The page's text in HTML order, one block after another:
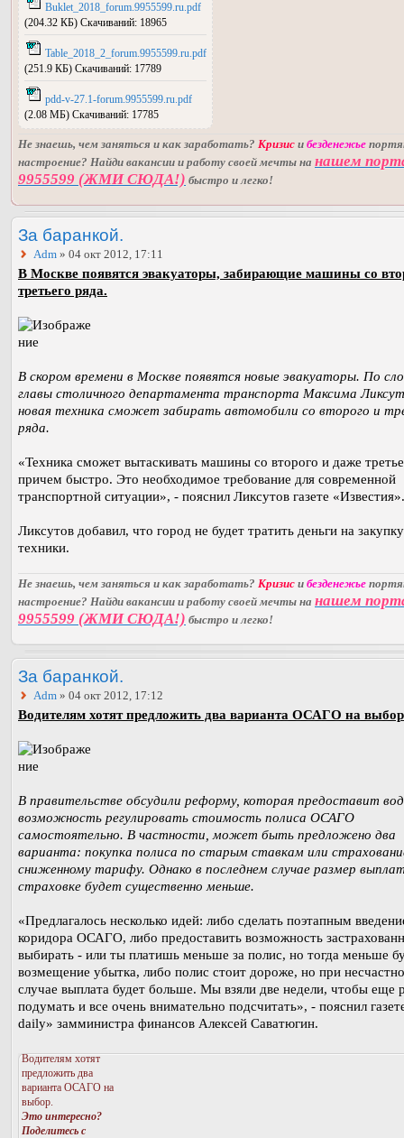
Buklet_2018_forum.9955599.ru.pdf
(204.32 КБ) Скачиваний: 18965
Table_2018_2_forum.9955599.ru.pdf
(251.9 КБ) Скачиваний: 17789
pdd-v-27.1-forum.9955599.ru.pdf
(2.08 МБ) Скачиваний: 17785
Не знаешь, чем заняться и как заработать? Кризис и безденежье
настроение? Найди вакансии и работу своей мечты на нашем
9955599 (ЖМИ СЮДА!) быстро и легко!
За баранкой.
Adm » 04 окт 2012, 17:11
В Москве появятся эвакуаторы, забирающие машины со
третьего ряда.
В скором времени в Москве появятся новые эвакуаторы. По
главы столичного департамента транспорта Максима
новая техника сможет забирать автомобили со второго и
ряда.
«Техника сможет вытаскивать машины со второго и даже
причем быстро. Это необходимое требование для современной
транспортной ситуации», - пояснил Ликсутов газете «Известия».
Ликсутов добавил, что город не будет тратить деньги на закупку
техники.
Не знаешь, чем заняться и как заработать? Кризис и безденежье
настроение? Найди вакансии и работу своей мечты на нашем
9955599 (ЖМИ СЮДА!) быстро и легко!
За баранкой.
Adm » 04 окт 2012, 17:12
Водителям хотят предложить два варианта ОСАГО на
В правительстве обсудили реформу, которая предоставит
возможность регулировать стоимость полиса ОСАГО
самостоятельно. В частности, может быть предложено два
варианта: покупка полиса по старым ставкам или
сниженному тарифу. Однако в последнем случае размер
страховке будет существенно меньше.
«Предлагалось несколько идей: либо сделать поэтапным
коридора ОСАГО, либо предоставить возможность
выбирать - или ты платишь меньше за полис, но тогда меньше
возмещение убытка, либо полис стоит дороже, но при
случае выплата будет больше. Мы взяли две недели, чтобы еще
подумать и все очень внимательно подсчитать», - пояснил
daily» замминистра финансов Алексей Саватюгин.
Водителям хотят
предложить два
варианта ОСАГО на
выбор.
Это интересно?
Поделитесь с